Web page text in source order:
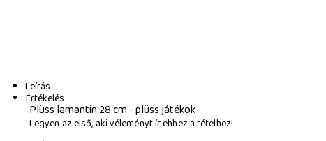
Leírás
Értékelés
Plüss lamantin 28 cm - plüss játékok
Legyen az első, aki véleményt ír ehhez a tételhez!